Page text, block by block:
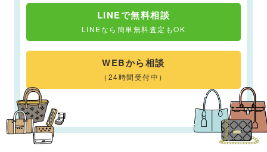
LINEで無料相談
LINEなら簡単無料査定もOK
WEBから相談
（24時間受付中）